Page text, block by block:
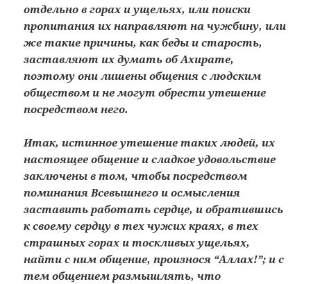
отдельно в горах и ущельях, или поиски
пропитания их направляют на чужбину, или
же такие причины, как беды и старость,
заставляют их думать об Ахирате,
поэтому они лишены общения с людским
обществом и не могут обрести утешение
посредством него.
Итак, истинное утешение таких людей, их
настоящее общение и сладкое удовольствие
заключены в том, чтобы посредством
поминания Всевышнего и осмысления
заставить работать сердце, и обратившись
к своему сердцу в тех чужих краях, в тех
страшных горах и тоскливых ущельях,
найти с ним общение, произнося “Аллах!”; и с
тем общением размышлять, что